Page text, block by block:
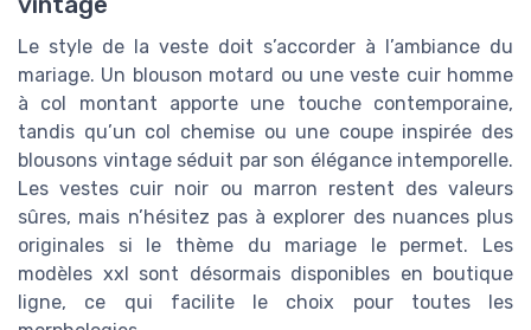
Le style de la veste doit s’accorder à l’ambiance du
mariage. Un blouson motard ou une veste cuir homme
à col montant apporte une touche contemporaine,
tandis qu’un col chemise ou une coupe inspirée des
blousons vintage séduit par son élégance intemporelle.
Les vestes cuir noir ou marron restent des valeurs
sûres, mais n’hésitez pas à explorer des nuances plus
originales si le thème du mariage le permet. Les
modèles xxl sont désormais disponibles en boutique
ligne, ce qui facilite le choix pour toutes les